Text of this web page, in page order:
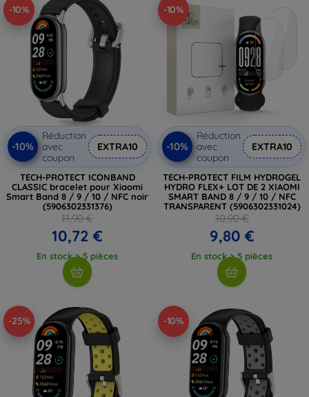
-10%
-10%
Réduction
avec
coupon
EXTRA10
TECH-PROTECT ICONBAND
CLASSIC bracelet pour Xiaomi
Smart Band 8 / 9 / 10 / NFC noir
(5906302331376)
11,90 €
10,72 €
En stock > 5 pièces
-10%
-10%
Réduction
avec
coupon
EXTRA10
TECH-PROTECT FILM HYDROGEL
HYDRO FLEX+ LOT DE 2 XIAOMI
SMART BAND 8 / 9 / 10 / NFC
TRANSPARENT (5906302331024)
10,90 €
9,80 €
En stock > 5 pièces
-25% -10%